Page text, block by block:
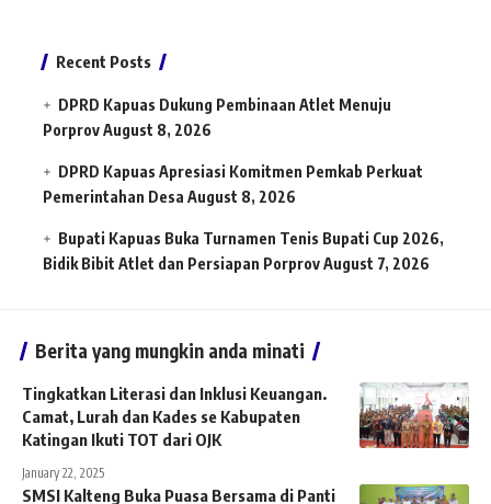
Recent Posts
DPRD Kapuas Dukung Pembinaan Atlet Menuju
PorprovAugust 8, 2026
DPRD Kapuas Apresiasi Komitmen Pemkab Perkuat
Pemerintahan Desa August 8, 2026
Bupati Kapuas Buka Turnamen Tenis Bupati Cup 2026,
Bidik Bibit Atlet dan Persiapan PorprovAugust 7, 2026
Berita yang mungkin anda minati
Tingkatkan Literasi dan Inklusi Keuangan.
Camat, Lurah dan Kades se Kabupaten
Katingan Ikuti TOT dari OJK
January 22, 2025
SMSI Kalteng Buka Puasa Bersama di Panti